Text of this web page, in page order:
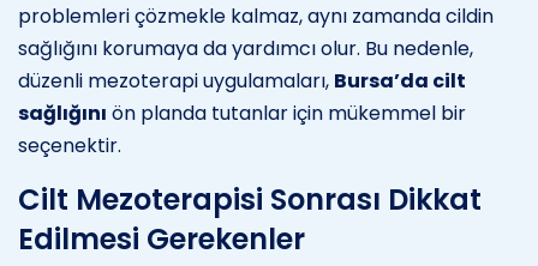
problemleri çözmekle kalmaz, aynı zamanda cildin
sağlığını korumaya da yardımcı olur. Bu nedenle,
düzenli mezoterapi uygulamaları, Bursa’da cilt
sağlığını ön planda tutanlar için mükemmel bir
seçenektir.
Cilt Mezoterapisi Sonrası Dikkat
Edilmesi Gerekenler